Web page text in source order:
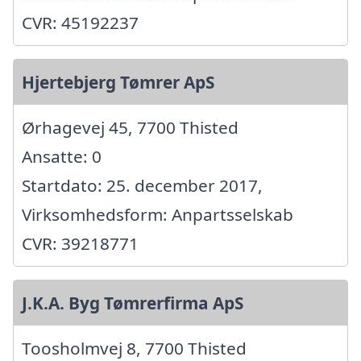
CVR: 45192237
Hjertebjerg Tømrer ApS
Ørhagevej 45, 7700 Thisted
Ansatte: 0
Startdato: 25. december 2017,
Virksomhedsform: Anpartsselskab
CVR: 39218771
J.K.A. Byg Tømrerfirma ApS
Toosholmvej 8, 7700 Thisted